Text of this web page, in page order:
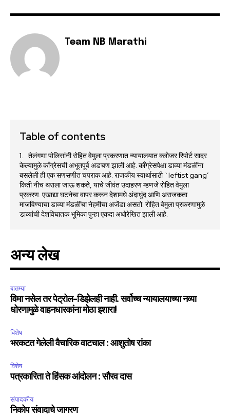
Team NB Marathi
Table of contents
तेलंगणा पोलिसांनी रोहित वेमुला प्रकरणात न्यायालयात क्लोजर रिपोर्ट सादर
केल्यामुळे काँग्रेसची अभूतपूर्व अडचण झाली आहे. काँग्रेसपेक्षा डाव्या मंडळींना
बसलेली ही एक सणसणीत चपराक आहे. राजकीय स्वार्थासाठी `leftist gang’
किती नीच थराला जाऊ शकते, याचे जीवंत उदाहरण म्हणजे रोहित वेमुला
प्रकरण. एखाद्या घटनेचा वापर करून देशामधे अंदाधुंद आणि अराजकता
माजविण्याचा डाव्या मंडळींचा नेहमीचा अजेंडा असतो. रोहित वेमुला प्रकरणामुळे
डाव्यांची देशविघातक भूमिका पुन्हा एकदा अधोरेखित झाली आहे.
अन्य लेख
बातम्या
विमा नसेल तर पेट्रोल-डिझेलही नाही. सर्वोच्च न्यायालयाच्या नव्या
धोरणामुळे वाहनधारकांना मोठा इशारा!
विशेष
भरकटत गेलेली वैचारिक वाटचाल : आशुतोष रांका
विशेष
पत्रकारिता ते हिंसक आंदोलन : सौरव दास
संपादकीय
निकोप संवादाचे जागरण